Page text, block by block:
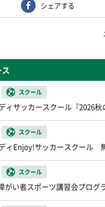
シェアする
スクール
ィサッカースクール『2026
スクール
ィEnjoy!サッカースクール
スクール
がい者スポーツ講習会プログ